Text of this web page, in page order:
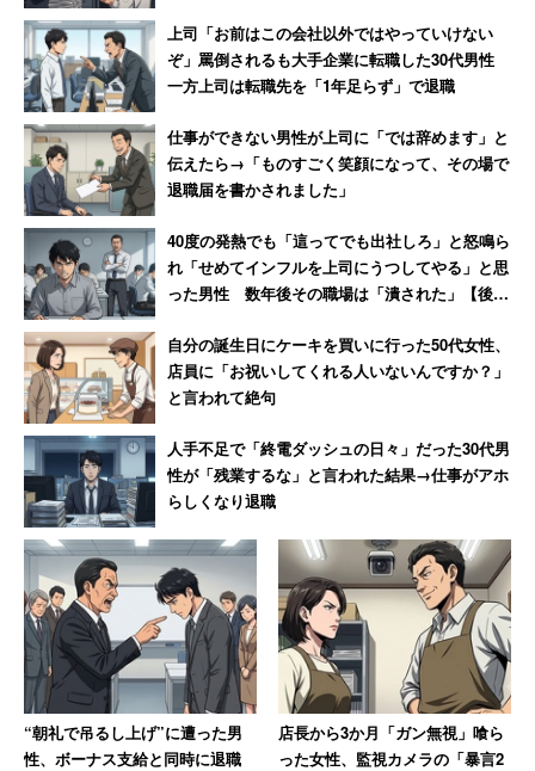
つぶやきが目立った。養命酒製造の調査では、37％の女性
が「クリスマスに残業してもいい」と回答している。
この結果が「ガールズちゃんねる」で話題となり、クリス
マス残業を断る同性に冷ややかな声が続出した。
「クリスマスだから残業NGとか意味不明」「逆に7割の女
子がNGなの？？」と驚愕するコメントに賛同する声が圧
倒的多数だった。【→詳しく見る】
23％がクリスマスの存在そのものに不満！
「クリスマス＝恋人同士で過ごす」という風
潮にイライラ
不満買取センターが「クリスマスについての不満」につい
て調査したところ、1位「クリスマスケーキ（25％）」、
2位「クリスマスの存在（23％）」を不満に感じるという
結果となった。
クリスマスケーキに対する不満には「高い割に質が伴わな
い」など “クリスマスの存在”そのものに不満を持つ人が多
上司「お前はこの会社以外ではやっていけない
ぞ」罵倒されるも大手企業に転職した30代男性
一方上司は転職先を「1年足らず」で退職
仕事ができない男性が上司に「では辞めます」と
伝えたら→「ものすごく笑顔になって、その場で
退職届を書かされました」
40度の発熱でも「這ってでも出社しろ」と怒鳴ら
れ「せめてインフルを上司にうつしてやる」と思
った男性 数年後その職場は「潰された」【後
自分の誕生日にケーキを買いに行った50代女性、
店員に「お祝いしてくれる人いないんですか？」
と言われて絶句
人手不足で「終電ダッシュの日々」だった30代男
性が「残業するな」と言われた結果→仕事がアホ
らしくなり退職
“朝礼で吊るし上げ”に遭った男
性、ボーナス支給と同時に退職
店長から3か月「ガン無視」喰ら
った女性、監視カメラの「暴言2